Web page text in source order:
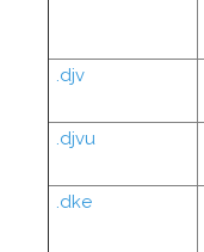
.djv
.djvu
.dke